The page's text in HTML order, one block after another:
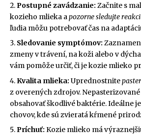
Postupné zavádzanie: Začnite s
kozieho mlieka apozorne sledujte
ľudia môžu potrebovať čas na
Sledovanie symptómov:
zmeny v trávení, na koži alebo v
vám pomôže určiť, či je kozie mlieko
Kvalita mlieka: Uprednostnite
z overených zdrojov.
obsahovať škodlivé baktérie. Ideálne
chovov, kde sú zvieratá kŕmené
Príchuť: Kozie mlieko má